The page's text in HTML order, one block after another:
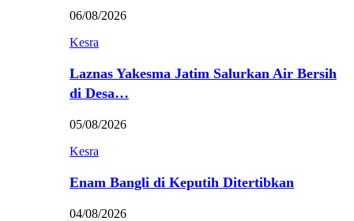
06/08/2026
Kesra
Laznas Yakesma Jatim Salurkan Air Bersih
di Desa…
05/08/2026
Kesra
Enam Bangli di Keputih Ditertibkan
04/08/2026